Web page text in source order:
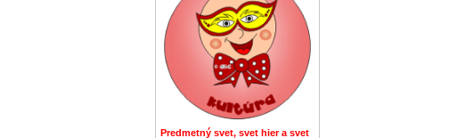
Predmetný svet, svet hier a svet